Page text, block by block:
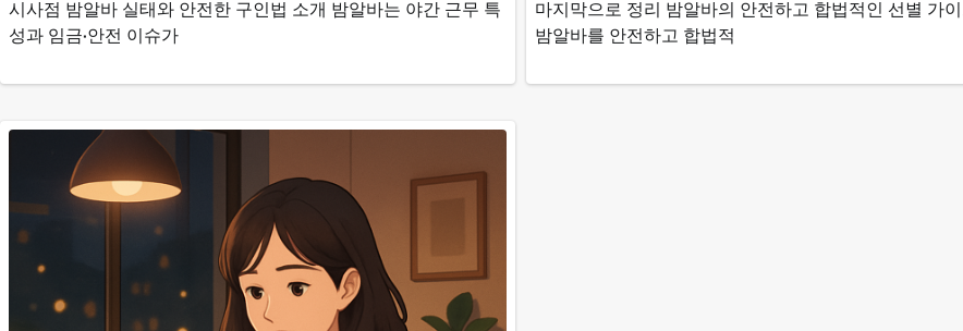
시사점 밤알바 실태와 안전한 구인법 소개 밤알바는 야간 근무 특
성과 임금·안전 이슈가
마지막으로 정리 밤알바의 안전하고 합법적인 선별 가
밤알바를 안전하고 합법적